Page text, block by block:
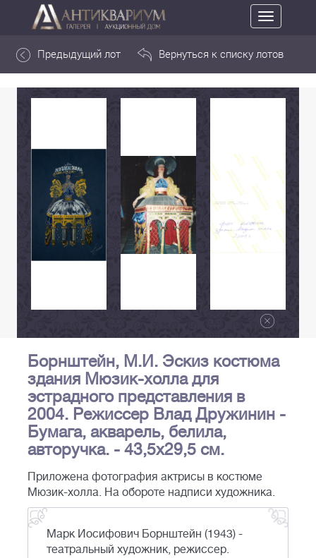
Toggle
navigation
Предыдущий лот Вернуться к списку лотов
Борнштейн, М.И. Эскиз костюма
здания Мюзик-холла для
эстрадного представления в
2004. Режиссер Влад Дружинин -
Бумага, акварель, белила,
авторучка. - 43,5х29,5 см.
Приложена фотография актрисы в костюме
Мюзик-холла. На обороте надписи художника.
Марк Иосифович Борнштейн (1943) -
театральный художник, режиссер.